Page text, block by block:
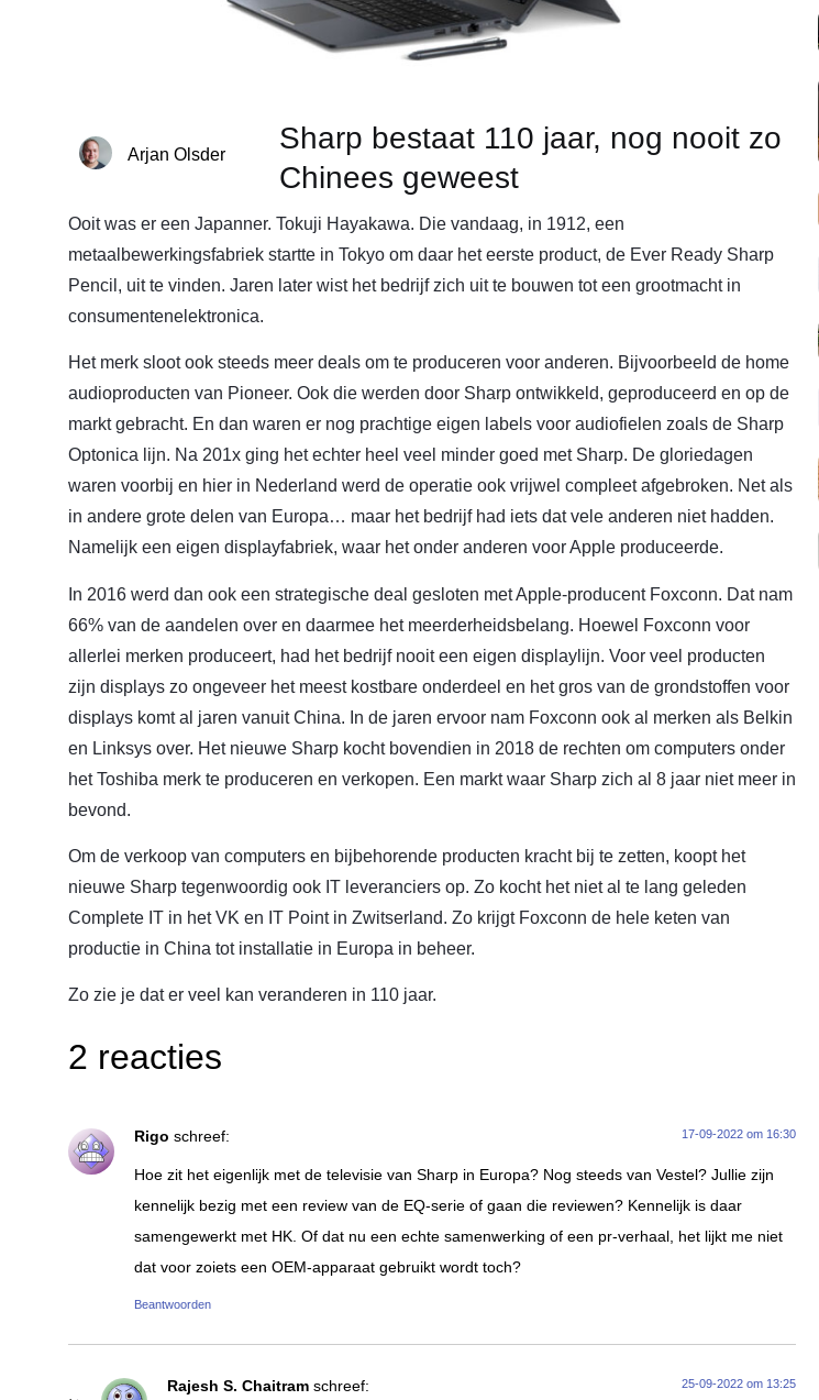
Arjan Olsder
Sharp bestaat 110 jaar, nog nooit zo
Chinees geweest
Ooit was er een Japanner. Tokuji Hayakawa. Die vandaag, in 1912, een
metaalbewerkingsfabriek startte in Tokyo om daar het eerste product, de Ever Ready Sharp
Pencil, uit te vinden. Jaren later wist het bedrijf zich uit te bouwen tot een grootmacht in
consumentenelektronica.
Het merk sloot ook steeds meer deals om te produceren voor anderen. Bijvoorbeeld de home
audioproducten van Pioneer. Ook die werden door Sharp ontwikkeld, geproduceerd en op de
markt gebracht. En dan waren er nog prachtige eigen labels voor audiofielen zoals de Sharp
Optonica lijn. Na 201x ging het echter heel veel minder goed met Sharp. De gloriedagen
waren voorbij en hier in Nederland werd de operatie ook vrijwel compleet afgebroken. Net als
in andere grote delen van Europa… maar het bedrijf had iets dat vele anderen niet hadden.
Namelijk een eigen displayfabriek, waar het onder anderen voor Apple produceerde.
In 2016 werd dan ook een strategische deal gesloten met Apple-producent Foxconn. Dat nam
66% van de aandelen over en daarmee het meerderheidsbelang. Hoewel Foxconn voor
allerlei merken produceert, had het bedrijf nooit een eigen displaylijn. Voor veel producten
zijn displays zo ongeveer het meest kostbare onderdeel en het gros van de grondstoffen voor
displays komt al jaren vanuit China. In de jaren ervoor nam Foxconn ook al merken als Belkin
en Linksys over. Het nieuwe Sharp kocht bovendien in 2018 de rechten om computers onder
het Toshiba merk te produceren en verkopen. Een markt waar Sharp zich al 8 jaar niet meer in
bevond.
Om de verkoop van computers en bijbehorende producten kracht bij te zetten, koopt het
nieuwe Sharp tegenwoordig ook IT leveranciers op. Zo kocht het niet al te lang geleden
Complete IT in het VK en IT Point in Zwitserland. Zo krijgt Foxconn de hele keten van
productie in China tot installatie in Europa in beheer.
Zo zie je dat er veel kan veranderen in 110 jaar.
2 reacties
Rigo schreef: 17-09-2022 om 16:30
Hoe zit het eigenlijk met de televisie van Sharp in Europa? Nog steeds van Vestel? Jullie zijn
kennelijk bezig met een review van de EQ-serie of gaan die reviewen? Kennelijk is daar
samengewerkt met HK. Of dat nu een echte samenwerking of een pr-verhaal, het lijkt me niet
dat voor zoiets een OEM-apparaat gebruikt wordt toch?
Beantwoorden
Rajesh S. Chaitram schreef: 25-09-2022 om 13:25